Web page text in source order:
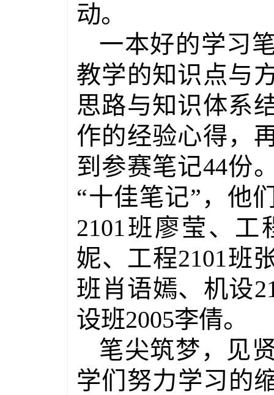
动。
一本好的学习
教学的知识点与
思路与知识体系
作的经验心得，
到参赛笔记44份
“十佳笔记”，他
2101班廖莹、工
妮、工程2101班
班肖语嫣、机设
设班2005李倩。
笔尖筑梦，见
学们努力学习的